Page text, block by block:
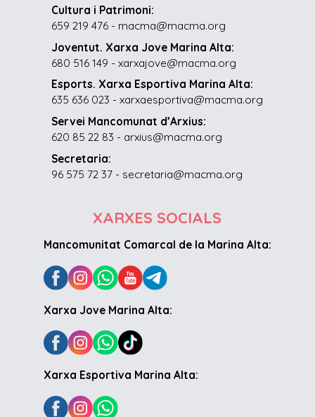
Cultura i Patrimoni:
659 219 476 - macma@macma.org
Joventut. Xarxa Jove Marina Alta:
680 516 149 - xarxajove@macma.org
Esports. Xarxa Esportiva Marina Alta:
635 636 023 - xarxaesportiva@macma.org
Servei Mancomunat d’Arxius:
620 85 22 83 - arxius@macma.org
Secretaria:
96 575 72 37 - secretaria@macma.org
XARXES SOCIALS
Mancomunitat Comarcal de la Marina Alta:
Xarxa Jove Marina Alta:
Xarxa Esportiva Marina Alta: